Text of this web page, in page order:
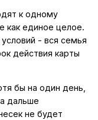
к одному
как единое целое.
- вся семья
действия карты
бы на один день,
дальше
не будет